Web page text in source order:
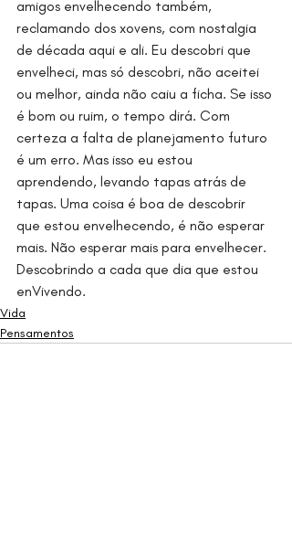
amigos envelhecendo também,
reclamando dos xovens, com nostalgia
de década aqui e ali. Eu descobri que
envelheci, mas só descobri, não aceitei
ou melhor, ainda não caiu a ficha. Se isso
é bom ou ruim, o tempo dirá. Com
certeza a falta de planejamento futuro
é um erro. Mas isso eu estou
aprendendo, levando tapas atrás de
tapas. Uma coisa é boa de descobrir
que estou envelhecendo, é não esperar
mais. Não esperar mais para envelhecer.
Descobrindo a cada que dia que estou
enVivendo.
Vida
Pensamentos